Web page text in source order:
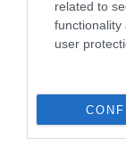
related to
functionality
user
Turisztikai